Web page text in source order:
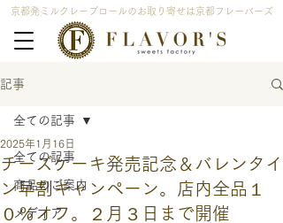
京都発ミルクレープロールのお取り寄せは京都フレーバーズ
記事
全ての記事
商品のご案内
メディア
全ての記事
チーズケーキ発売記念＆バレンタイ
ン早割キャンペーン。店内全品１
０％オフ。２月３日まで開催
2025年1月16日